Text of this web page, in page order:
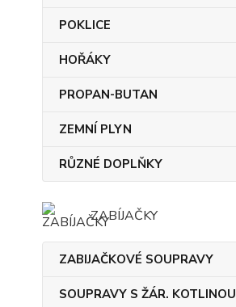
POKLICE
HOŘÁKY
PROPAN-BUTAN
ZEMNÍ PLYN
RŮZNÉ DOPLŇKY
ZABÍJAČKY
ZABIJAČKOVÉ SOUPRAVY
SOUPRAVY S ŽÁR. KOTLINOU